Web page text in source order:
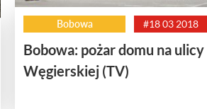
Bobowa #18 03 2018
Bobowa: pożar domu na ulicy
Węgierskiej (TV)